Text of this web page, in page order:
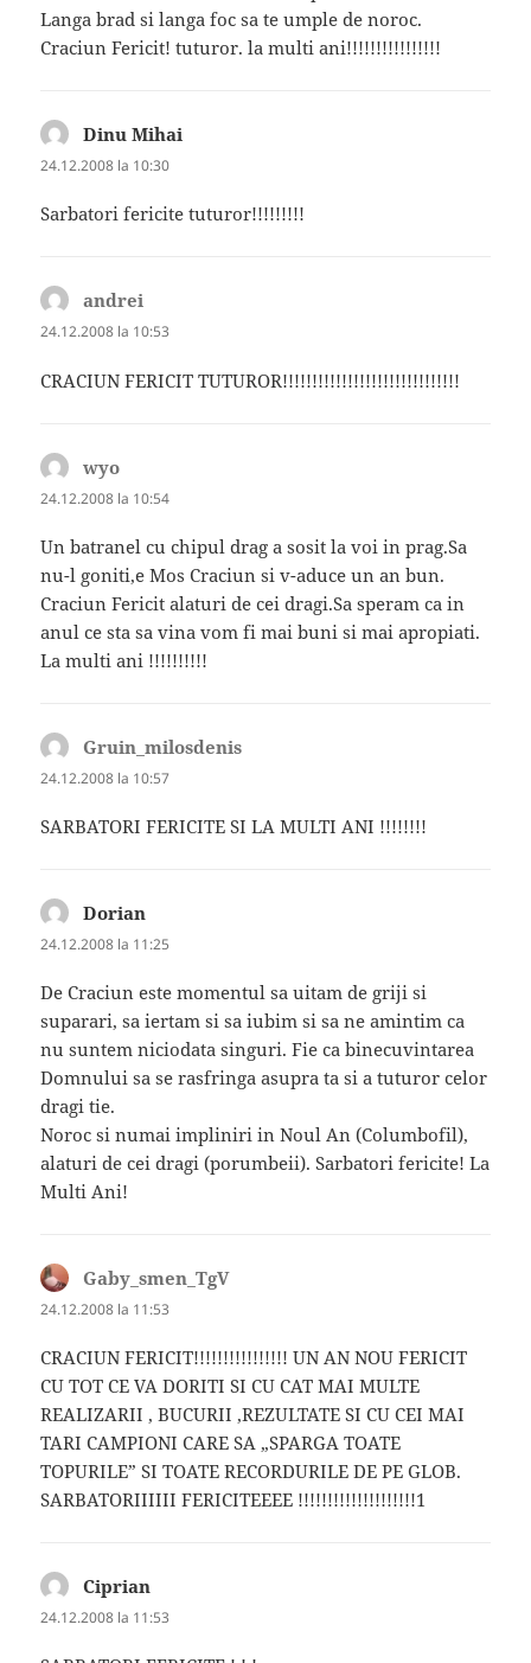
Langa brad si langa foc sa te umple de noroc.
Craciun Fericit! tuturor. la multi ani!!!!!!!!!!!!!!!!
Dinu Mihai
24.12.2008 la 10:30
Sarbatori fericite tuturor!!!!!!!!!
andrei
24.12.2008 la 10:53
CRACIUN FERICIT TUTUROR!!!!!!!!!!!!!!!!!!!!!!!!!!!!!!
wyo
24.12.2008 la 10:54
Un batranel cu chipul drag a sosit la voi in prag.Sa
nu-l goniti,e Mos Craciun si v-aduce un an bun.
Craciun Fericit alaturi de cei dragi.Sa speram ca in
anul ce sta sa vina vom fi mai buni si mai apropiati.
La multi ani !!!!!!!!!!
Gruin_milosdenis
24.12.2008 la 10:57
SARBATORI FERICITE SI LA MULTI ANI !!!!!!!!
Dorian
24.12.2008 la 11:25
De Craciun este momentul sa uitam de griji si
suparari, sa iertam si sa iubim si sa ne amintim ca
nu suntem niciodata singuri. Fie ca binecuvintarea
Domnului sa se rasfringa asupra ta si a tuturor celor
dragi tie.
Noroc si numai impliniri in Noul An (Columbofil),
alaturi de cei dragi (porumbeii). Sarbatori fericite! La
Multi Ani!
Gaby_smen_TgVspune:
24.12.2008 la 11:53
CRACIUN FERICIT!!!!!!!!!!!!!!!! UN AN NOU FERICIT
CU TOT CE VA DORITI SI CU CAT MAI MULTE
REALIZARII , BUCURII ,REZULTATE SI CU CEI MAI
TARI CAMPIONI CARE SA „SPARGA TOATE
TOPURILE” SI TOATE RECORDURILE DE PE GLOB.
SARBATORIIIIII FERICITEEEE !!!!!!!!!!!!!!!!!!!!1
Ciprian
24.12.2008 la 11:53